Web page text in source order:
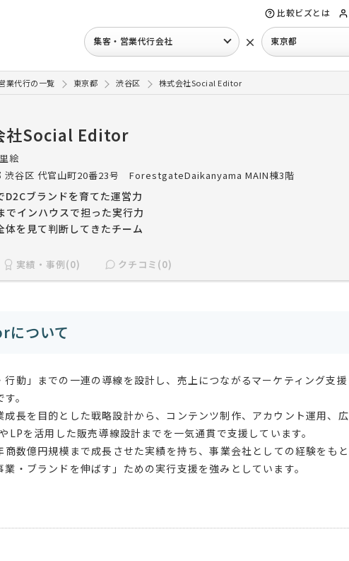
比較ビズとは
集客・営業代行会社 × 東京都
業代行の一覧 東京都 渋谷区 株式会社Social Editor
社Social Editor
絵
渋谷区 代官山町20番23号 ForestgateDaikanyama MAIN棟3階
ブランドを育てた運営力
でインハウスで担った実行力
を見て判断してきたチーム
実績・事例(0) クチコミ(0)
ついて
動」までの一連の導線を設計し、売上につながるマーケティング支援
。
長を目的とした戦略設計から、コンテンツ制作、アカウント運用、広
LPを活用した販売導線設計までを一気通貫で支援しています。
数億円規模まで成長させた実績を持ち、事業会社としての経験をもと
・ブランドを伸ばす」ための実行支援を強みとしています。